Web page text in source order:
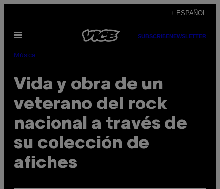
contenido
+ ESPAÑOL
Abrir
SUBSCRIBENEWSLETTER
Música
Vida y obra de un
veterano del rock
nacional a través de
su colección de
afiches